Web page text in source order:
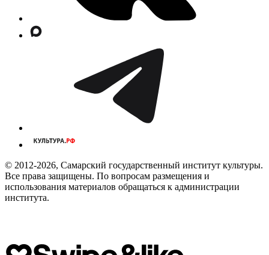
© 2012-2026, Самарский государственный институт культуры.
Все права защищены. По вопросам размещения и
использования материалов обращаться к администрации
института.